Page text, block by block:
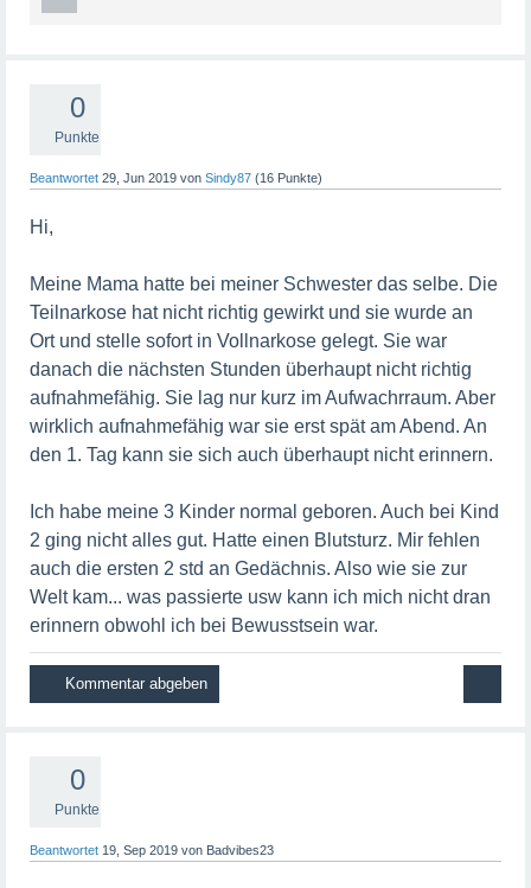
berücksichtigen.
0
Punkte
Beantwortet 29, Jun 2019 von Sindy87 (16 Punkte)
Hi,
Meine Mama hatte bei meiner Schwester das selbe. Die
Teilnarkose hat nicht richtig gewirkt und sie wurde an
Ort und stelle sofort in Vollnarkose gelegt. Sie war
danach die nächsten Stunden überhaupt nicht richtig
aufnahmefähig. Sie lag nur kurz im Aufwachrraum. Aber
wirklich aufnahmefähig war sie erst spät am Abend. An
den 1. Tag kann sie sich auch überhaupt nicht erinnern.
Ich habe meine 3 Kinder normal geboren. Auch bei Kind
2 ging nicht alles gut. Hatte einen Blutsturz. Mir fehlen
auch die ersten 2 std an Gedächnis. Also wie sie zur
Welt kam... was passierte usw kann ich mich nicht dran
erinnern obwohl ich bei Bewusstsein war.
0
Punkte
Beantwortet 19, Sep 2019 von Badvibes23